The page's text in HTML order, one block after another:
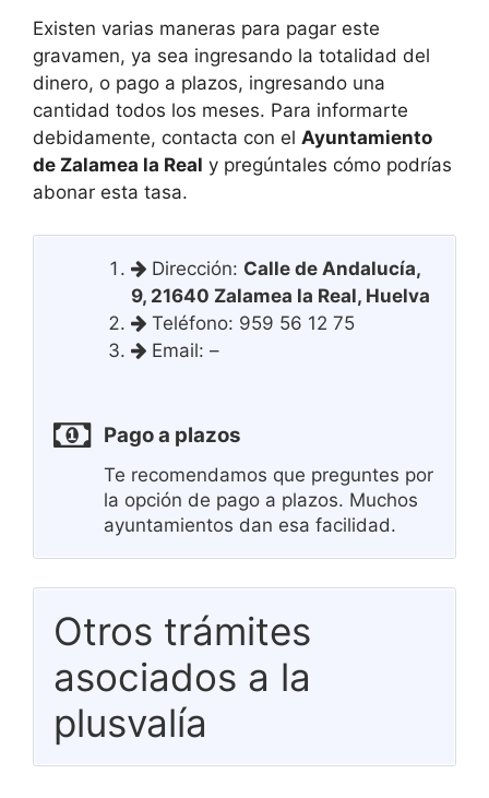
Existen varias maneras para pagar este
gravamen, ya sea ingresando la totalidad del
dinero, o pago a plazos, ingresando una
cantidad todos los meses. Para informarte
debidamente, contacta con el Ayuntamiento
de Zalamea la Real y pregúntales cómo podrías
abonar esta tasa.
Dirección: Calle de Andalucía,
9, 21640 Zalamea la Real, Huelva
Teléfono: 959 56 12 75
Email: –
Pago a plazos
Te recomendamos que preguntes por
la opción de pago a plazos. Muchos
ayuntamientos dan esa facilidad.
Otros trámites
asociados a la
plusvalía